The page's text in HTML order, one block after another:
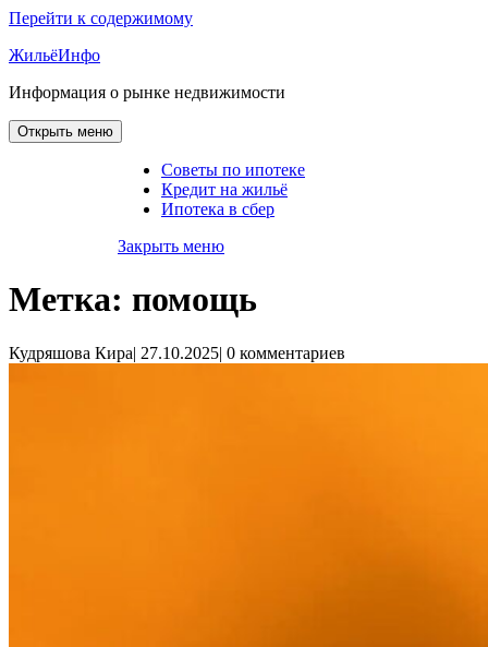
Перейти к содержимому
ЖильёИнфо
Информация о рынке недвижимости
Открыть меню
Советы по ипотеке
Кредит на жильё
Ипотека в сбер
Закрыть меню
Метка: помощь
Кудряшова Кира| 27.10.2025| 0 комментариев